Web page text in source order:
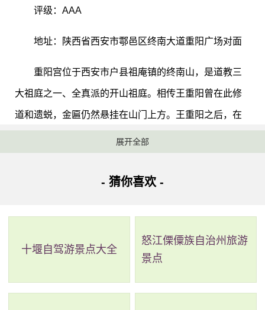
评级：AAA
地址：陕西省西安市鄠邑区终南大道重阳广场对面
重阳宫位于西安市户县祖庵镇的终南山，是道教三
大祖庭之一、全真派的开山祖庭。相传王重阳曾在此修
道和遗蜕，金匾仍然悬挂在山门上方。王重阳之后，在
这里建立了全真教道观，王处一及丘处机等弟子先后在
年被国务院公布为全国第五批重点文物保护单位。
地址：陕西省西安市高陵区通远镇仁村东北方向60
展开全部
- 猜你喜欢 -
十堰自驾游景点大全
怒江傈僳族自治州旅游
景点